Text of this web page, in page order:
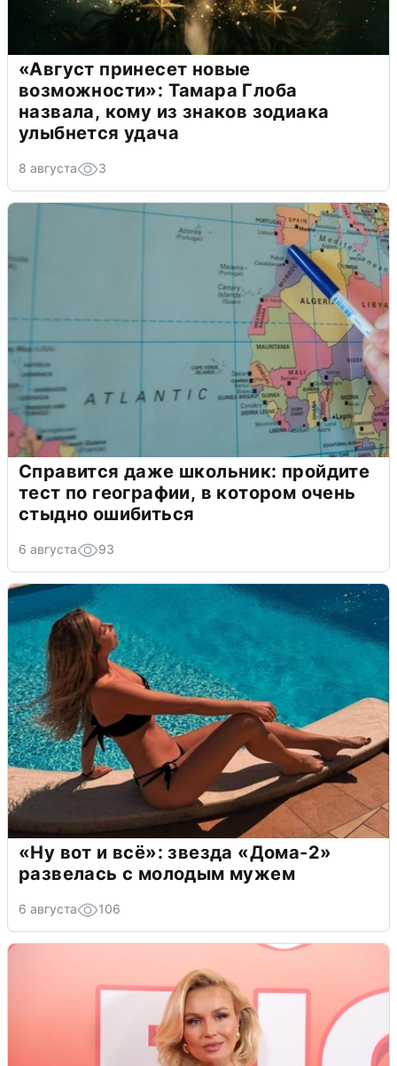
«Август принесет новые
возможности»: Тамара Глоба
назвала, кому из знаков зодиака
улыбнется удача
8 августа 3
Справится даже школьник: пройдите
тест по географии, в котором очень
стыдно ошибиться
6 августа 93
«Ну вот и всё»: звезда «Дома-2»
развелась с молодым мужем
6 августа 106